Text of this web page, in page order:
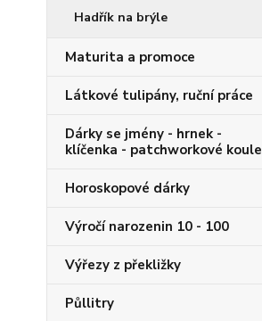
Hadřík na brýle
Maturita a promoce
Látkové tulipány, ruční práce
Dárky se jmény - hrnek -
klíčenka - patchworkové koule
Horoskopové dárky
Výročí narozenin 10 - 100
Výřezy z překližky
Půllitry